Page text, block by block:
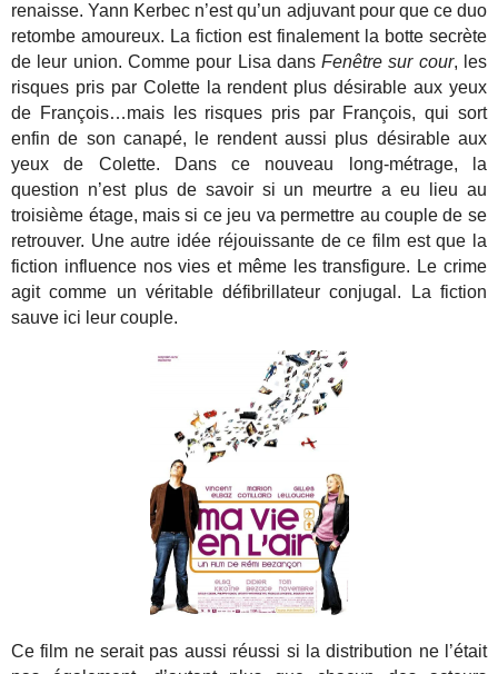
renaisse. Yann Kerbec n’est qu’un adjuvant pour que ce duo
retombe amoureux. La fiction est finalement la botte secrète
de leur union. Comme pour Lisa dansFenêtre sur cour, les
risques pris par Colette la rendent plus désirable aux yeux
de François…mais les risques pris par François, qui sort
enfin de son canapé, le rendent aussi plus désirable aux
yeux de Colette. Dans ce nouveau long-métrage, la
question n’est plus de savoir si un meurtre a eu lieu au
troisième étage, mais si ce jeu va permettre au couple de se
retrouver. Une autre idée réjouissante de ce film est que la
fiction influence nos vies et même les transfigure. Le crime
agit comme un véritable défibrillateur conjugal. La fiction
sauve ici leur couple.
Ce film ne serait pas aussi réussi si la distribution ne l’était